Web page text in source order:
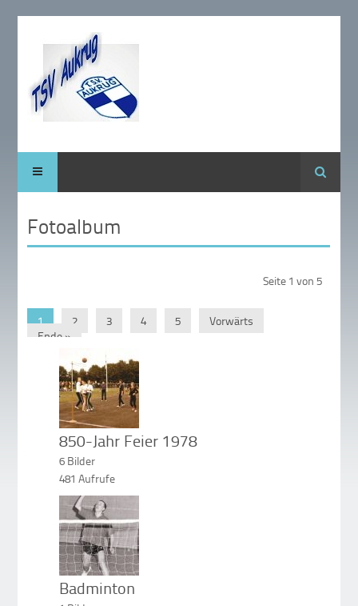
Suche
Fotoalbum
Seite 1 von 5
1 2 3 4 5
Vorwärts
Ende »
[2019-01-05]
850-Jahr Feier 1978
6 Bilder
481 Aufrufe
[2019-01-05]
Badminton